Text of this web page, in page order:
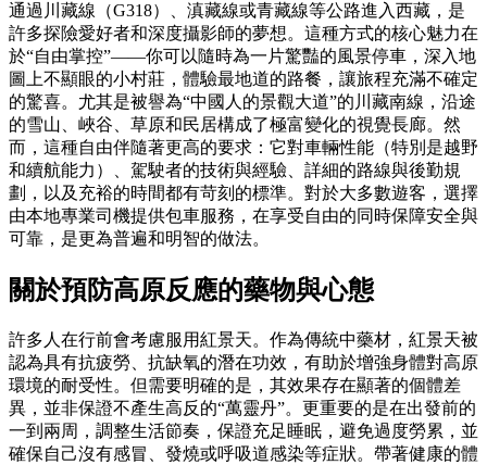
通過川藏線（G318）、滇藏線或青藏線等公路進入西藏，是
許多探險愛好者和深度攝影師的夢想。這種方式的核心魅力在
於“自由掌控”——你可以隨時為一片驚豔的風景停車，深入地
圖上不顯眼的小村莊，體驗最地道的路餐，讓旅程充滿不確定
的驚喜。尤其是被譽為“中國人的景觀大道”的川藏南線，沿途
的雪山、峽谷、草原和民居構成了極富變化的視覺長廊。然
而，這種自由伴隨著更高的要求：它對車輛性能（特別是越野
和續航能力）、駕駛者的技術與經驗、詳細的路線與後勤規
劃，以及充裕的時間都有苛刻的標準。對於大多數遊客，選擇
由本地專業司機提供包車服務，在享受自由的同時保障安全與
可靠，是更為普遍和明智的做法。
關於預防高原反應的藥物與心態
許多人在行前會考慮服用紅景天。作為傳統中藥材，紅景天被
認為具有抗疲勞、抗缺氧的潛在功效，有助於增強身體對高原
環境的耐受性。但需要明確的是，其效果存在顯著的個體差
異，並非保證不產生高反的“萬靈丹”。更重要的是在出發前的
一到兩周，調整生活節奏，保證充足睡眠，避免過度勞累，並
確保自己沒有感冒、發燒或呼吸道感染等症狀。帶著健康的體